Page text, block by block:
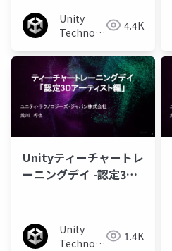
Unity
Technologies 4.4K
Unityティーチャートレ
ーニングデイ -認定3D
Unity
Technologies 1.4K